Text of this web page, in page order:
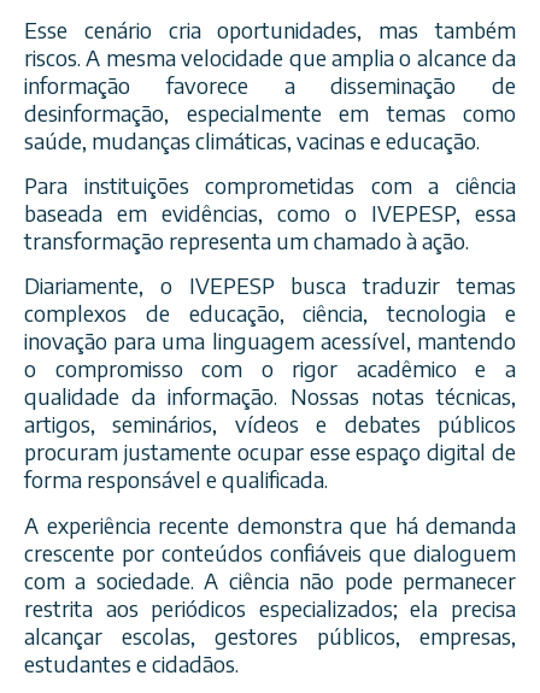
Esse cenário cria oportunidades, mas também
riscos. A mesma velocidade que amplia o alcance da
informação favorece a disseminação de
desinformação, especialmente em temas como
saúde, mudanças climáticas, vacinas e educação.
Para instituições comprometidas com a ciência
baseada em evidências, como o IVEPESP, essa
transformação representa um chamado à ação.
Diariamente, o IVEPESP busca traduzir temas
complexos de educação, ciência, tecnologia e
inovação para uma linguagem acessível, mantendo
o compromisso com o rigor acadêmico e a
qualidade da informação. Nossas notas técnicas,
artigos, seminários, vídeos e debates públicos
procuram justamente ocupar esse espaço digital de
forma responsável e qualificada.
A experiência recente demonstra que há demanda
crescente por conteúdos confiáveis que dialoguem
com a sociedade. A ciência não pode permanecer
restrita aos periódicos especializados; ela precisa
alcançar escolas, gestores públicos, empresas,
estudantes e cidadãos.